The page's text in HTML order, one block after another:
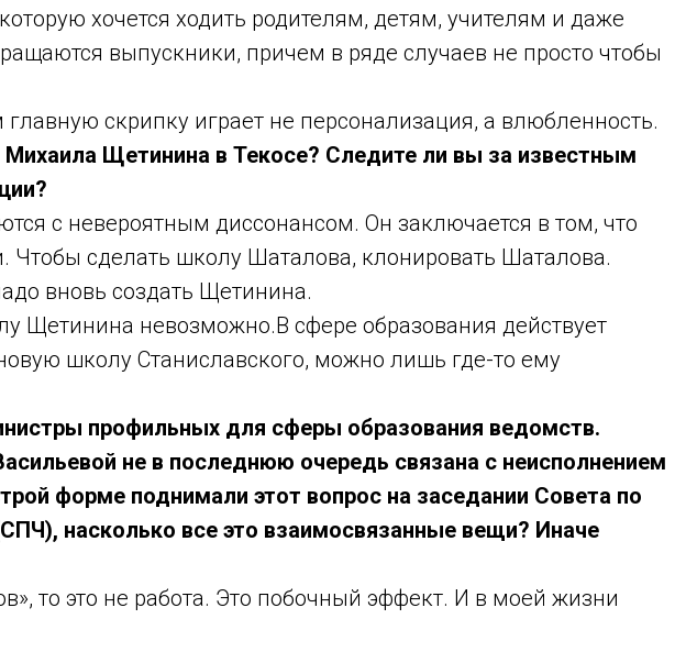
хочется ходить родителям, детям, учителям и даже
выпускники, причем в ряде случаев не просто чтобы
скрипку играет не персонализация, а влюбленность.
Щетинина в Текосе? Следите ли вы за известным
с невероятным диссонансом. Он заключается в том, что
сделать школу Шаталова, клонировать Шаталова.
вновь создать Щетинина.
Щетинина невозможно.В сфере образования действует
школу Станиславского, можно лишь где-то ему
профильных для сферы образования ведомств.
не в последнюю очередь связана с неисполнением
форме поднимали этот вопрос на заседании Совета по
насколько все это взаимосвязанные вещи? Иначе
то это не работа. Это побочный эффект. И в моей жизни